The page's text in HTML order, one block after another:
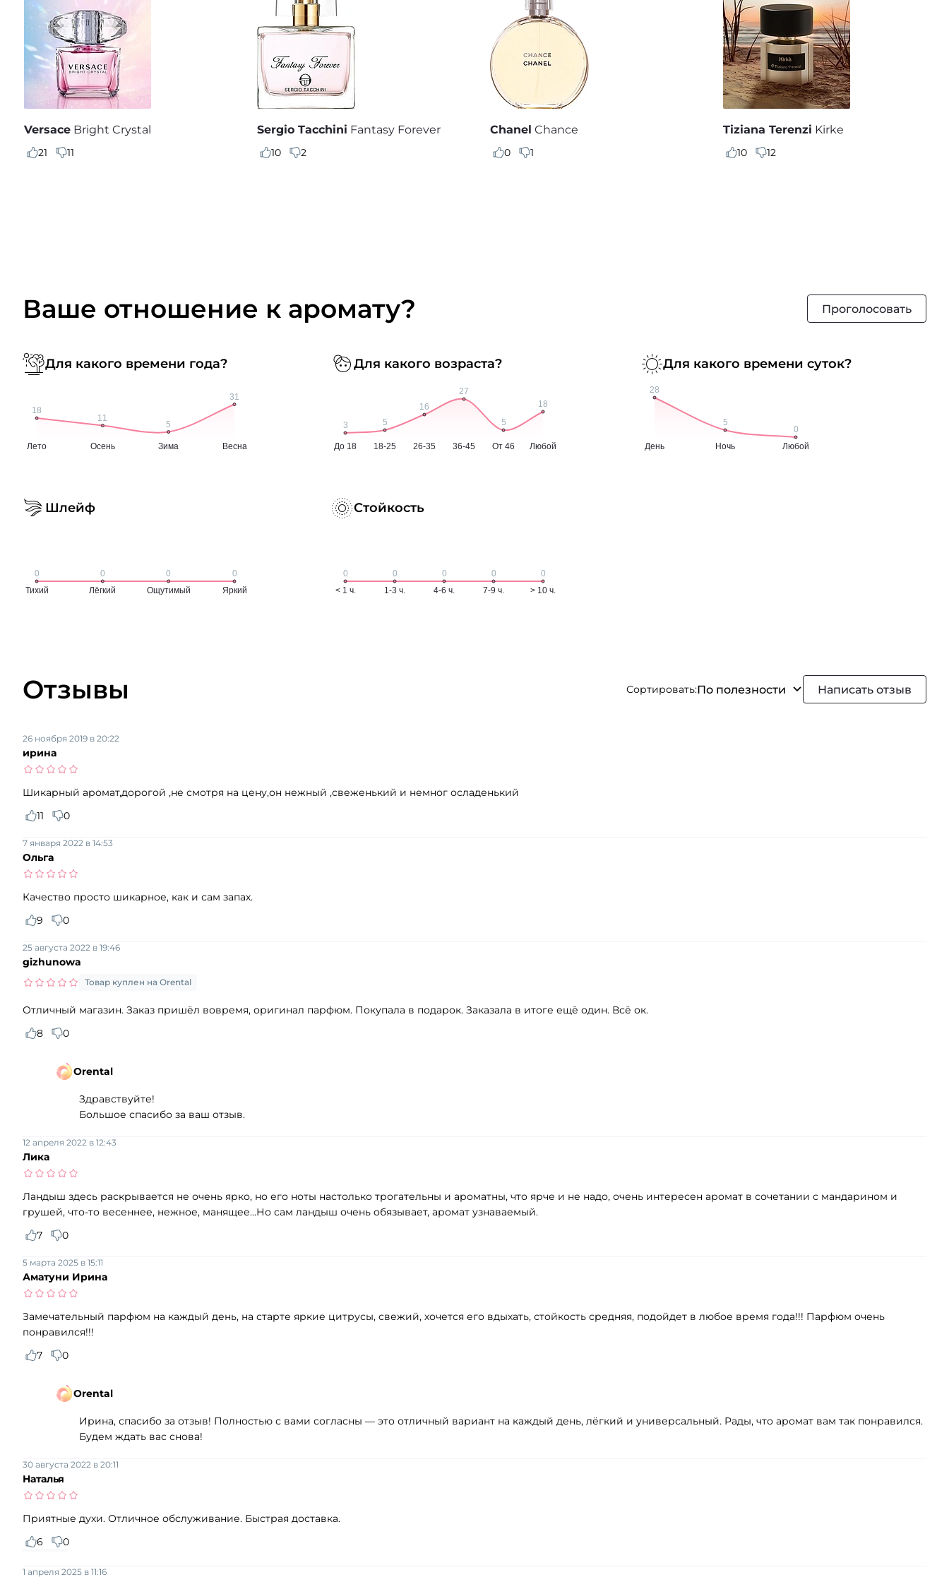
Versace Bright Crystal
21 11
Sergio Tacchini Fantasy Forever
10 2
Chanel Chance
0 1
Tiziana Terenzi Kirke
10 12
Ваше отношение к аромату? Проголосовать
Для какого времени года? Для какого возраста? Для какого времени суток?
Шлейф Стойкость
Отзывы Сортировать:По полезности Написать отзыв
ирина
26 ноября 2019 в 20:22
Шикарный аромат,дорогой ,не смотря на цену,он нежный ,свеженький и немног осладенький
11
0
Ольга
7 января 2022 в 14:53
Качество просто шикарное, как и сам запах.
9
0
gizhunowa
25 августа 2022 в 19:46
Товар куплен на Orental
Отличный магазин. Заказ пришёл вовремя, оригинал парфюм. Покупала в подарок. Заказала в итоге ещё один. Всё ок.
8
0
Orental
Здравствуйте!
Большое спасибо за ваш отзыв.
Лика
12 апреля 2022 в 12:43
Ландыш здесь раскрывается не очень ярко, но его ноты настолько трогательны и ароматны, что ярче и не надо, очень интересен аромат в сочетании с мандарином и
грушей, что-то весеннее, нежное, манящее...Но сам ландыш очень обязывает, аромат узнаваемый.
7
0
Аматуни Ирина
5 марта 2025 в 15:11
Замечательный парфюм на каждый день, на старте яркие цитрусы, свежий, хочется его вдыхать, стойкость средняя, подойдет в любое время года!!! Парфюм очень
понравился!!!
7
0
Orental
Ирина, спасибо за отзыв! Полностью с вами согласны — это отличный вариант на каждый день, лёгкий и универсальный. Рады, что аромат вам так понравился.
Будем ждать вас снова!
Наталья
30 августа 2022 в 20:11
Приятные духи. Отличное обслуживание. Быстрая доставка.
6
0
1 апреля 2025 в 11:16